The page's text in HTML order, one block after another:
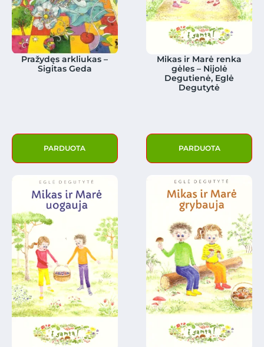
Pražydęs arkliukas –
Sigitas Geda
PARDUOTA
Mikas ir Marė renka
gėles – Nijolė
Degutienė, Eglė
Degutytė
PARDUOTA